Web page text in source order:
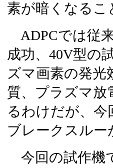
素が暗くなるこ
ADPCでは従
成功、40V型の
ズマ画素の発光
質、プラズマ放
るわけだが、
ブレークスル
今回の試作機